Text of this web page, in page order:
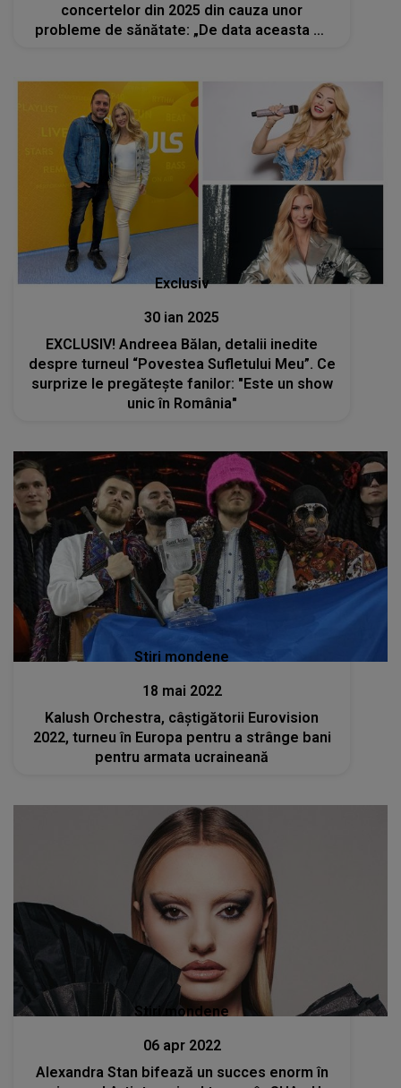
concertelor din 2025 din cauza unor
probleme de sănătate: „De data aceasta mi
Exclusiv
30 ian 2025
EXCLUSIV! Andreea Bălan, detalii inedite
despre turneul “Povestea Sufletului Meu”. Ce
surprize le pregătește fanilor: "Este un show
unic în România"
Stiri mondene
18 mai 2022
Kalush Orchestra, câştigătorii Eurovision
2022, turneu în Europa pentru a strânge bani
pentru armata ucraineană
Stiri mondene
06 apr 2022
Alexandra Stan bifează un succes enorm în